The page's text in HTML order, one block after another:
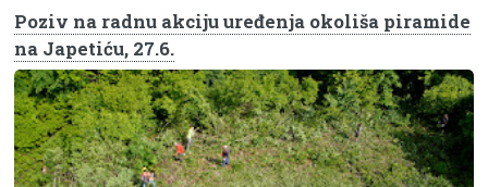
Poziv na radnu akciju uređenja okoliša piramide
na Japetiću, 27.6.